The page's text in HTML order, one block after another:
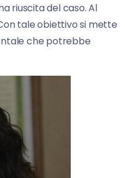
riuscita del caso. Al
tale obiettivo si mette
che potrebbe